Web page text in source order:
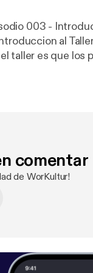
al
los procesos de
comentar
de WorKultur!